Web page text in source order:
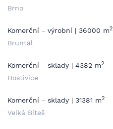
Brno
Komerční - výrobní | 36000 m2
Bruntál
Komerční - sklady | 4382 m2
Hostivice
Komerční - sklady | 31381 m2
Velká Bíteš